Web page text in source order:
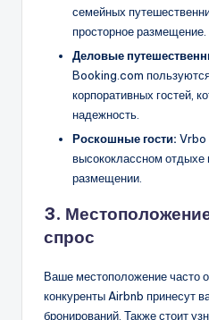
семейных
просторное размещение.
Деловые
Booking.com
корпоративных гостей,
надежность.
Роскошные гости: Vrbo
высококлассном отдыхе
размещении.
3.
спрос
Ваше местоположение часто
конкуренты Airbnb принесут
бронирований. Также стоит